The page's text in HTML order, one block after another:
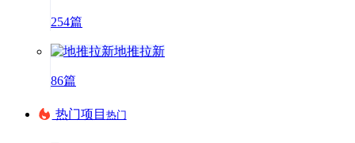
254篇
地推拉新
86篇
热门项目 热门